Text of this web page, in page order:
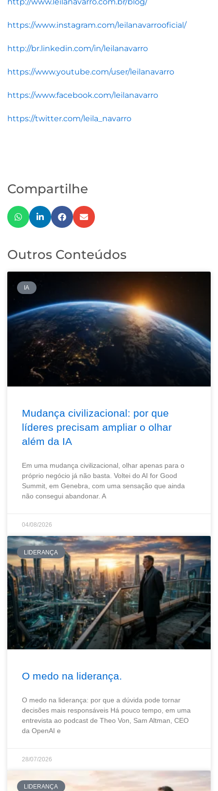
https://www.instagram.com/leilanavarrooficial/
http://br.linkedin.com/in/leilanavarro
https://www.youtube.com/user/leilanavarro
https://www.facebook.com/leilanavarro
https://twitter.com/leila_navarro
Compartilhe
Outros Conteúdos
IA
Mudança civilizacional: por que
líderes precisam ampliar o olhar
além da IA
Em uma mudança civilizacional, olhar apenas para o
próprio negócio já não basta. Voltei do AI for Good
Summit, em Genebra, com uma sensação que ainda
não consegui abandonar. A
04/08/2026
LIDERANÇA
O medo na liderança.
O medo na liderança: por que a dúvida pode tornar
decisões mais responsáveis Há pouco tempo, em uma
entrevista ao podcast de Theo Von, Sam Altman, CEO
da OpenAI e
28/07/2026
LIDERANÇA